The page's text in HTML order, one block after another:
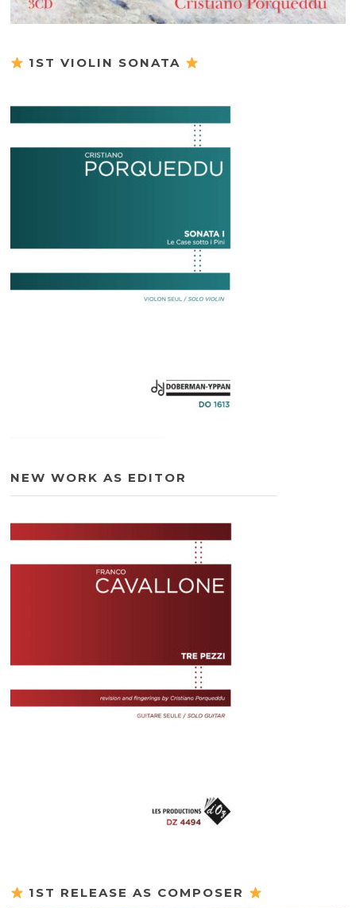
1ST VIOLIN SONATA
NEW WORK AS EDITOR
1ST RELEASE AS COMPOSER